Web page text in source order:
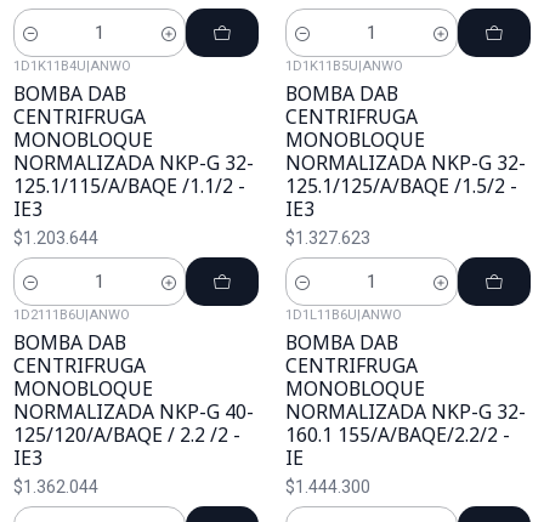
Cantidad Cantidad
1D1K11B4U ANWO
BOMBA DAB
CENTRIFRUGA
MONOBLOQUE
NORMALIZADA NKP-G 32-
125.1/115/A/BAQE /1.1/2 -
IE3
$1.203.644
Cantidad
1D1K11B5U ANWO
BOMBA DAB
CENTRIFRUGA
MONOBLOQUE
NORMALIZADA NKP-G 32-
125.1/125/A/BAQE /1.5/2 -
IE3
$1.327.623
Cantidad
1D2111B6U ANWO
BOMBA DAB
CENTRIFRUGA
MONOBLOQUE
NORMALIZADA NKP-G 40-
125/120/A/BAQE / 2.2 /2 -
IE3
$1.362.044
1D1L11B6U ANWO
BOMBA DAB
CENTRIFRUGA
MONOBLOQUE
NORMALIZADA NKP-G 32-
160.1 155/A/BAQE/2.2/2 -
IE
$1.444.300